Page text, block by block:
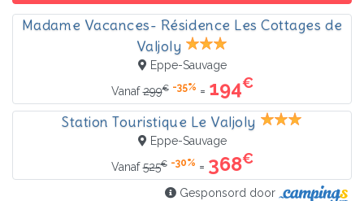
Madame Vacances- Résidence Les Cottages de
Valjoly
Eppe-Sauvage
Vanaf299€ -35% = 194€
Station Touristique Le Valjoly
Eppe-Sauvage
Vanaf525€ -30% = 368€
Gesponsord door